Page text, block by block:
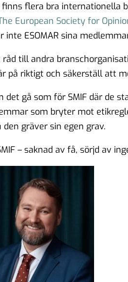
flera bra internationella
European Society for
inte ESOMAR sina
till andra
på riktigt och säkerställ att
det gå som för SMIF där de
som bryter mot
gräver sin egen grav.
– saknad av få, sörjd av